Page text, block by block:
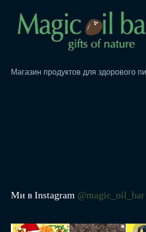
Магазин продуктов для здорового
Ми в Instagram @magic_oil_bar